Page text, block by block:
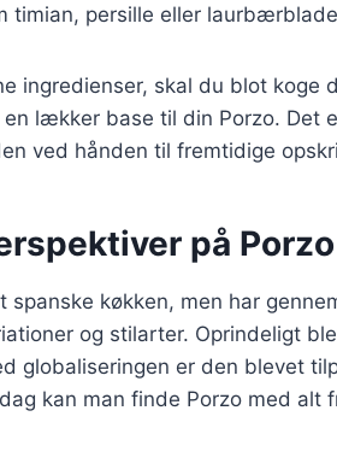
timian, persille eller
ingredienser, skal du blot koge
lækker base til din Porzo. Det
ved hånden til fremtidige
på
spanske køkken, men har
og stilarter. Oprindeligt
globaliseringen er den blevet
kan man finde Porzo med alt